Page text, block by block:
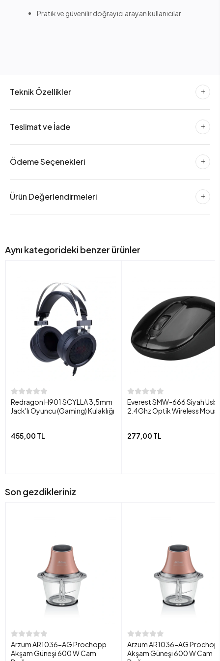
Pratik ve güvenilir doğrayıcı arayan kullanıcılar
Teknik Özellikler
Teslimat ve İade
Ödeme Seçenekleri
Ürün Değerlendirmeleri
Aynı kategorideki benzer ürünler
Redragon H901 SCYLLA 3,5mm
Jack'lı Oyuncu (Gaming) Kulaklığı
455,00 TL
Everest SMW-666 Siyah Usb
2.4Ghz Optik Wireless
277,00 TL
Son gezdikleriniz
Arzum AR1036-AG Prochopp
Akşam Güneşi 600 W Cam
Arzum AR1036-AG
Akşam Güneşi 600 W Cam